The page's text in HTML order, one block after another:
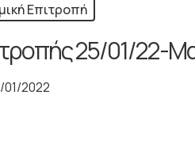
Επιτροπή
25/01/22-
01/2022